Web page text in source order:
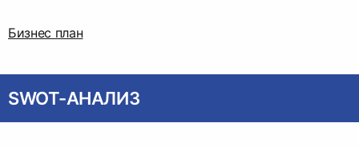
SWOT-АНАЛИЗ